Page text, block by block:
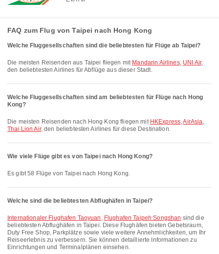
FAQ zum Flug von Taipei nach Hong Kong
Welche Fluggesellschaften sind die beliebtesten für Flüge ab Taipei?
Die meisten Reisenden aus Taipei fliegen mit Mandarin Airlines, UNI Air,
den beliebtesten Airlines für Abflüge aus dieser Stadt.
Welche Fluggesellschaften sind am beliebtesten für Flüge nach Hong
Kong?
Die meisten Reisenden nach Hong Kong fliegen mit HKExpress,AirAsia,
Thai Lion Air, den beliebtesten Airlines für diese Destination.
Wie viele Flüge gibt es von Taipei nach Hong Kong?
Es gibt 58 Flüge von Taipei nach Hong Kong.
Welche sind die beliebtesten Abflughäfen in Taipei?
Internationaler Flughafen Taoyuan , Flughafen Taipeh Songshan sind die
beliebtesten Abflughäfen in Taipei. Diese Flughäfen bieten Gebetsraum,
Duty Free Shop, Parkplätze sowie viele weitere Annehmlichkeiten, um Ihr
Reiseerlebnis zu verbessern. Sie können detaillierte Informationen zu
Einrichtungen und Terminalplänen einsehen.